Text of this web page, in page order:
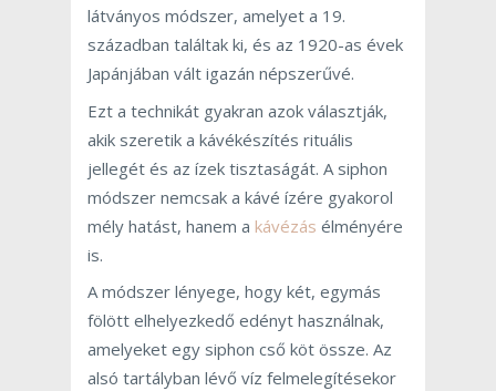
látványos módszer, amelyet a 19.
században találtak ki, és az 1920-as évek
Japánjában vált igazán népszerűvé.
Ezt a technikát gyakran azok választják,
akik szeretik a kávékészítés rituális
jellegét és az ízek tisztaságát. A siphon
módszer nemcsak a kávé ízére gyakorol
mély hatást, hanem a kávézás élményére
is.
A módszer lényege, hogy két, egymás
fölött elhelyezkedő edényt használnak,
amelyeket egy siphon cső köt össze. Az
alsó tartályban lévő víz felmelegítésekor